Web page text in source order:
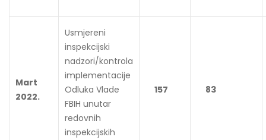
Mart
2022.
Usmjereni
inspekcijski
nadzori/kontrola
implementacije
Odluka Vlade
FBIH unutar
redovnih
inspekcijskih
157 83